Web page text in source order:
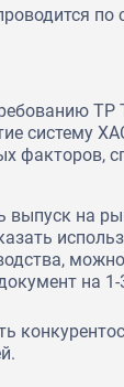
систему
факторов,
выпуск на
на 1-
за
работ.